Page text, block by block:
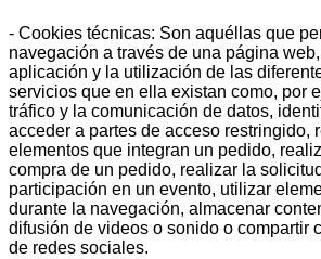
- Cookies técnicas: Son aquéllas que
navegación a través de una página
aplicación y la utilización de las
servicios que en ella existan como, por
tráfico y la comunicación de datos,
acceder a partes de acceso restringido,
elementos que integran un pedido,
compra de un pedido, realizar la
participación en un evento, utilizar
durante la navegación, almacenar
difusión de videos o sonido o compartir
de redes sociales.